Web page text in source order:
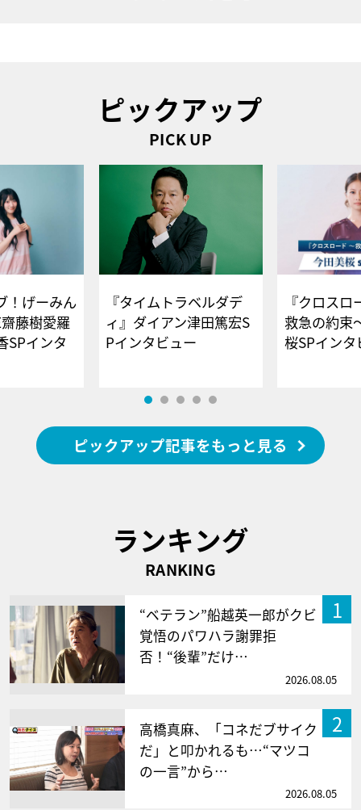
ピックアップ
PICK UP
！げーみん
藤樹愛羅
SPインタ
『タイムトラベルダデ
ィ』ダイアン津田篤宏S
Pインタビュー
『クロス
救急の約束
桜SPイ
ピックアップ記事をもっと見る
ランキング
RANKING
1
“ベテラン”船越英一郎がクビ
覚悟のパワハラ謝罪拒
否！“後輩”だけ…
2026.08.05
2
高橋真麻、「コネだブサイク
だ」と叩かれるも…“マツコ
の一言”から…
2026.08.05